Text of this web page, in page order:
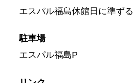
エスパル福島休館日に準ずる
駐車場
エスパル福島P